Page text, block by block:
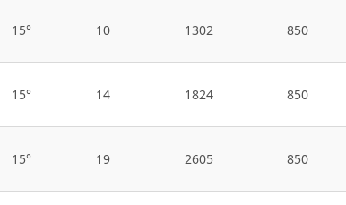
15° 10 1302 850
15° 14 1824 850
15° 19 2605 850